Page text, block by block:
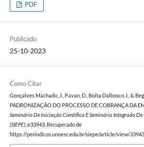
PDF
Publicado
25-10-2023
Como Citar
Gonçalves Machado, J., Pavan, D., Boita Dalbosco, I., &
PADRONIZAÇÃO DO PROCESSO DE COBRANÇA DA
Seminário De Iniciação Científica E Seminário Integrado De
(SIEPE), e33943. Recuperado de
https://periodicos.unoesc.edu.br/siepe/article/view/33943